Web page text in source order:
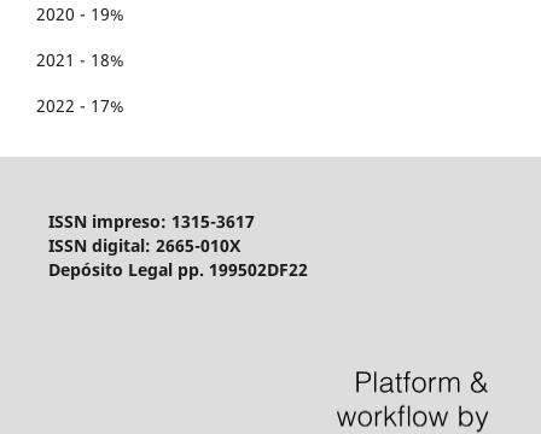
2020 - 19%
2021 - 18%
2022 - 17%
ISSN impreso: 1315-3617
ISSN digital: 2665-010X
Depósito Legal pp. 199502DF22